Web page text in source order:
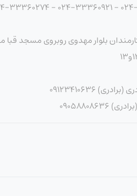
بلوار مهدوی روبروی مسجد قبا
09123410636